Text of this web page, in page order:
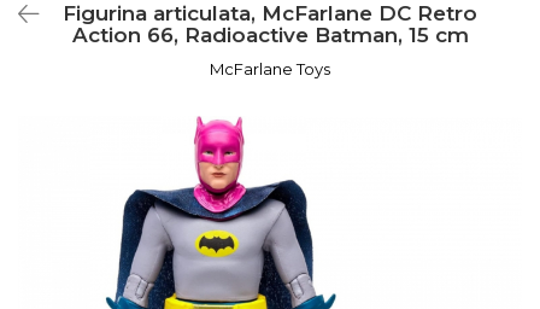
Figurina articulata, McFarlane DC Retro
Action 66, Radioactive Batman, 15 cm
McFarlane Toys